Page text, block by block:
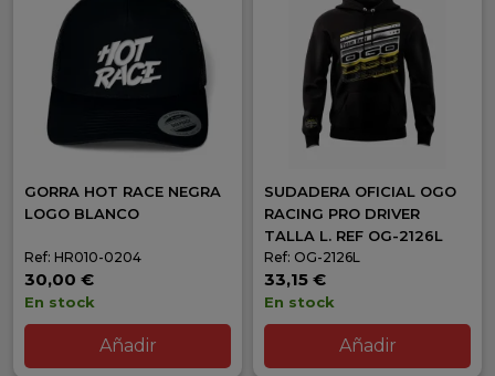
GORRA HOT RACE NEGRA
LOGO BLANCO
Ref: HR010-0204
30,00 €
En stock
Añadir
SUDADERA OFICIAL OGO
RACING PRO DRIVER
TALLA L. REF OG-2126L
Ref: OG-2126L
33,15 €
En stock
Añadir